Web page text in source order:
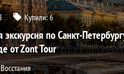
Купили:6
экскурсия по Санкт-
от Zont Tour